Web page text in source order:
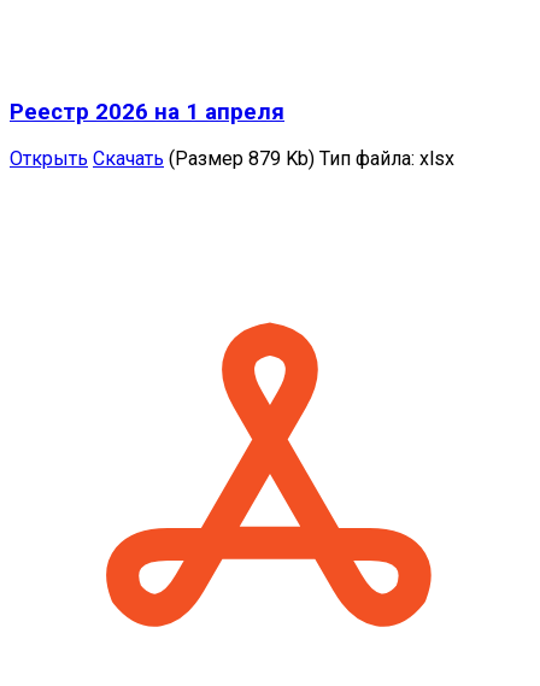
Реестр 2026 на 1 апреля
Открыть Скачать (Размер 879 Kb) Тип файла: xlsx